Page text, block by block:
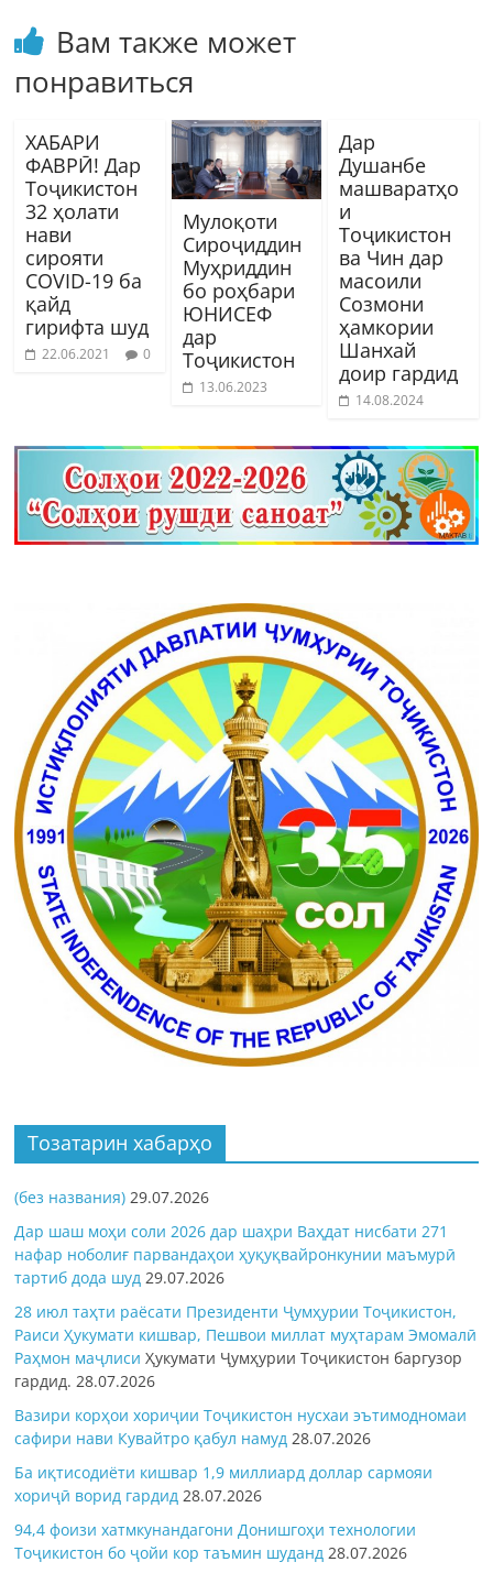
Вам также может
понравиться
ХАБАРИ
ФАВРӢ! Дар
Тоҷикистон
32 ҳолати
нави
сирояти
COVID-19 ба
қайд
гирифта шуд
22.06.2021 0
Мулоқоти
Сироҷиддин
Муҳриддин
бо роҳбари
ЮНИСЕФ
дар
Тоҷикистон
13.06.2023
Дар
Душанбе
машваратҳо
и
Тоҷикистон
ва Чин дар
масоили
Созмони
ҳамкории
Шанхай
доир гардид
14.08.2024
Тозатарин хабарҳо
(без названия) 29.07.2026
Дар шаш моҳи соли 2026 дар шаҳри Ваҳдат нисбати 271
нафар ноболиғ парвандаҳои ҳуқуқвайронкунии маъмурӣ
тартиб дода шуд 29.07.2026
28 июл таҳти раёсати Президенти Ҷумҳурии Тоҷикистон,
Раиси Ҳукумати кишвар, Пешвои миллат муҳтарам Эмомалӣ
Раҳмон маҷлисиҲукумати Ҷумҳурии Тоҷикистон баргузор
гардид.28.07.2026
Вазири корҳои хориҷии Тоҷикистон нусхаи эътимодномаи
сафири нави Кувайтро қабул намуд 28.07.2026
Ба иқтисодиёти кишвар 1,9 миллиард доллар сармояи
хориҷӣ ворид гардид 28.07.2026
94,4 фоизи хатмкунандагони Донишгоҳи технологии
Тоҷикистон бо ҷойи кор таъмин шуданд 28.07.2026